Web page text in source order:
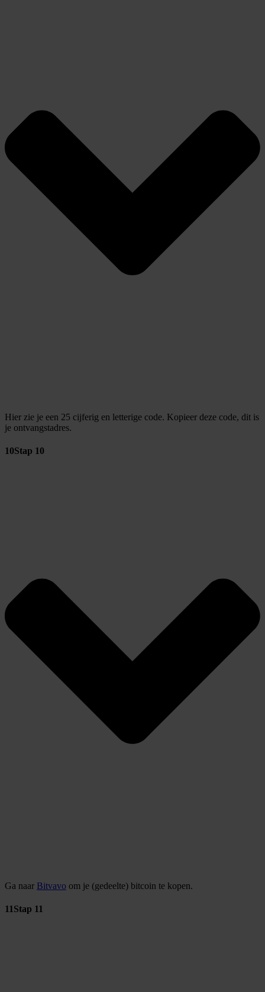
Hier zie je een 25 cijferig en letterige code. Kopieer deze code, dit is
je ontvangstadres.
10Stap 10
Ga naar Bitvavo om je (gedeelte) bitcoin te kopen.
11 Stap 11